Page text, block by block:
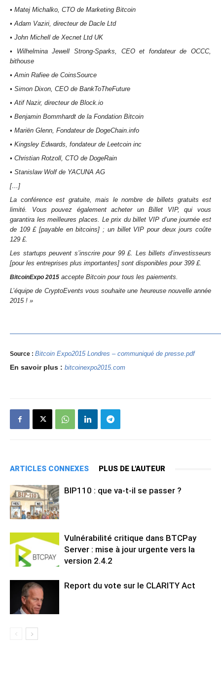
• Matej Michalko, CTO de Marketing Bitcoin
• Adam Vaziri, directeur de Dacle Ltd
• John Michell de Xecnet Ltd UK
• Wilhelmina Jewell Strong-Sparks, CEO et fondateur de OCCC,
bithouse
• Amin Rafiee de CoinsSource
• Simon Dixon, CEO de BankToTheFuture
• Atif Nazir, directeur de Block.io
• Benjamin Bommhardt de la Fondation Bitcoin
• Mariën Glenn, Fondateur de DogeChain.info
• Kingsley Edwards, fondateur de Leetcoin inc
• Christian Rotzoll, CTO de DogeRain
• Stanislaw Wolf de YACUNA AG
[…]
La conférence est gratuite, mais le nombre de billets gratuits est
limité. Vous pouvez également acheter un Billet VIP, qui vous
garantira les meilleures places. Le prix du billet VIP d’une journée est
de 109 £ [payable en bitcoins] ; un billet VIP pour deux jours coûte
129 £.
Les startups peuvent s’inscrire pour 99 £. Les billets d’investisseurs
[pour les entreprises plus importantes] sont disponibles pour 399 £.
BitcoinExpo 2015 accepte Bitcoin pour tous les paiements.
L’équipe de CryptoEvents vous souhaite une heureuse nouvelle année
2015 ! »
Source : Bitcoin Expo2015 Londres – communiqué de presse.pdf
En savoir plus : bitcoinexpo2015.com
ARTICLES CONNEXES PLUS DE L'AUTEUR
BIP110 : que va-t-il se passer ?
Vulnérabilité critique dans BTCPay
Server : mise à jour urgente vers la
version 2.4.2
Report du vote sur le CLARITY Act